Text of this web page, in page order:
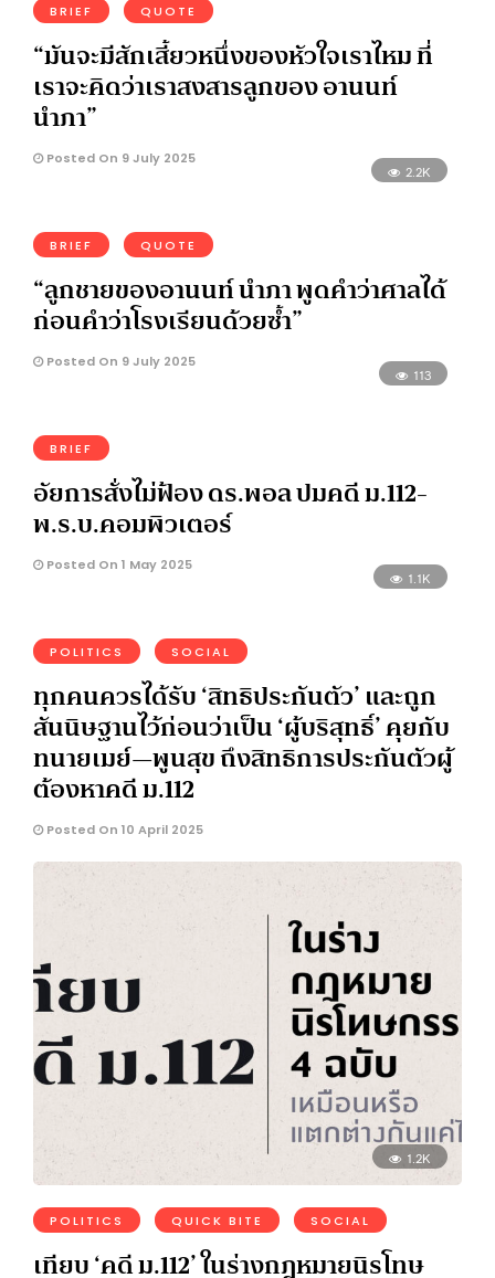
BRIEF QUOTE
“มันจะมีสักเสี้ยวหนึ่งของหัวใจเราไหม ที่
เราจะคิดว่าเราสงสารลูกของ อานนท์
นำภา”
Posted On 9 July 2025
2.2K
BRIEF QUOTE
“ลูกชายของอานนท์ นำภา พูดคำว่าศาลได้
ก่อนคำว่าโรงเรียนด้วยซ้ำ”
Posted On 9 July 2025
113
BRIEF
อัยการสั่งไม่ฟ้อง ดร.พอล ปมคดี ม.112-
พ.ร.บ.คอมพิวเตอร์
Posted On 1 May 2025
1.1K
POLITICS SOCIAL
ทุกคนควรได้รับ ‘สิทธิประกันตัว’ และถูก
สันนิษฐานไว้ก่อนว่าเป็น ‘ผู้บริสุทธิ์’ คุยกับ
ทนายเมย์—พูนสุข ถึงสิทธิการประกันตัวผู้
ต้องหาคดี ม.112
Posted On 10 April 2025
1.2K
POLITICS QUICK BITE SOCIAL
เทียบ ‘คดี ม.112’ ในร่างกฎหมายนิรโทษ